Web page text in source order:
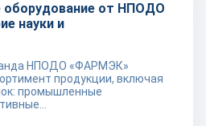
оборудование от НПОДО
науки и
НПОДО «ФАРМЭК»
продукции, включая
промышленные